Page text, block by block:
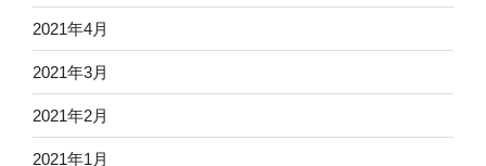
2021年4月
2021年3月
2021年2月
2021年1月